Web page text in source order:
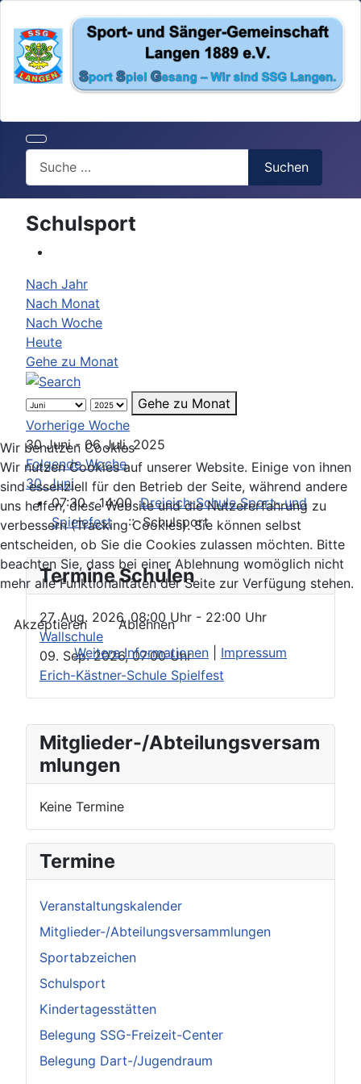
Search
Suchen
Mitglieder-/Abteilungsversam
mlungen
Keine Termine
Termine
Veranstaltungskalender
Mitglieder-/Abteilungsversammlungen
Sportabzeichen
Schulsport
Kindertagesstätten
Belegung SSG-Freizeit-Center
Belegung Dart-/Jugendraum
Schulsport
Nach Jahr
Nach Monat
Nach Woche
Heute
Gehe zu Monat
Gehe zu Monat
Vorherige Woche
30 Juni - 06 Juli, 2025
Folgende Woche
30. Juni
07:30 - 14:00Dreieich-Schule Sport- und
Spielefest :: Schulsport
Termine Schulen
27. Aug. 2026,08:00 Uhr - 22:00 Uhr
Wallschule
09. Sep. 2026,07:00 Uhr
Erich-Kästner-Schule Spielfest
Wir benutzen Cookies
Wir nutzen Cookies auf unserer Website. Einige von ihnen
sind essenziell für den Betrieb der Seite, während andere
uns helfen, diese Website und die Nutzererfahrung zu
verbessern (Tracking Cookies). Sie können selbst
entscheiden, ob Sie die Cookies zulassen möchten. Bitte
beachten Sie, dass bei einer Ablehnung womöglich nicht
mehr alle Funktionalitäten der Seite zur Verfügung stehen.
Akzeptieren
Ablehnen
Weitere Informationen
Impressum